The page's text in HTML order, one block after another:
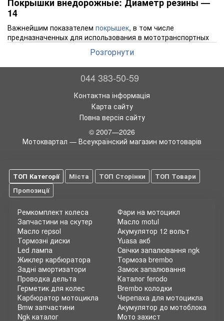
14
Важнейшим показателем покрышек, в том числе
предназначенных для использования в мототранспортных
по размеру шина может принести много неприятностей, в
то время, когда размер совпадает с рекомендуемым, то и
мотоцикл и его водитель способны проявить себя с
наилучшей стороны. Конечно, ширина и высота протектора
покрышки, также имеют немаловажное значение, а вот, что
касается четырнадцатого диаметра, то такая резина
применяется не только на велосипедах, но и скутерах,
компактных мотоциклах и даже малолитражных
автомобилях. Шины на мотоциклах можно причислить к
расходным материалам. Они нуждаются в периодической и
действительно, если известны все данные определяющие
размеры, учтены все индексы, такие как индекс скорости и
допустимой нагрузки, есть предпочитаемый бренд, то
проблема будет решена в кратчайшие сроки.
Розгорнути
044 383-50-59
Контактна інформація
Карта сайту
Повна версія сайту
© 2007—2026
Мотоквартал — Всеукраїнский магазин мототоварів
ТОП Категорії Міста ТОП Сторінки
ТОП Товари
Пропозиції
Ремкомплект колеса
Запчастини на скутер
Масло repsol
Тормозні диски
Led лампа
Жиклер карбюратора
Задні амортизатори
Проводка дельта
Фари на мотоцикл
Масло motul
Акумулятор 12 вольт
Yuasa акб
Свічки запалювання ngk
Тормоза brembo
Замок запалювання
Каталог ferodo
Герметик для колес
Карбюратор мотоцикла
Bmw запчастини
Ngk каталог
Brembo колодки
Черепаха для мотоцикла
Акумулятор до мотоблока
Мото захист